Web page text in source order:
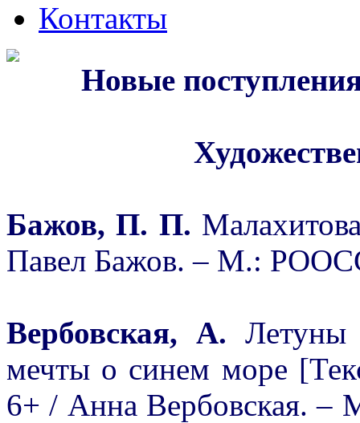
Контакты
Новые
Бажов, П. П.
Павел Бажов. – М.:
Вербовская, А.Летуны
мечты о синем море
6+ / Анна Вербовская. –